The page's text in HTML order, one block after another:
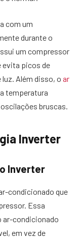
com um
durante o
um compressor
evita picos de
luz. Além disso, o ar
temperatura
bruscas.
Inverter
Inverter
condicionado que
Essa
ar-condicionado
em vez de